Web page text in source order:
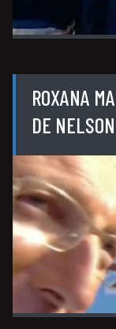
ROXANA
DE